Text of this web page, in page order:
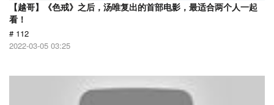
【越哥】《色戒》之后，汤唯复出的首部电影，最适合两个人一起
看！
# 112
2022-03-05 03:25